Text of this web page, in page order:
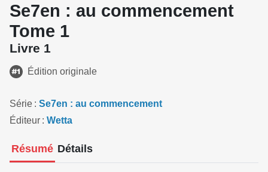
Se7en : au commencement
Tome 1
Livre 1
Édition originale
Série
Se7en : au commencement
Éditeur
Wetta
Résumé Détails